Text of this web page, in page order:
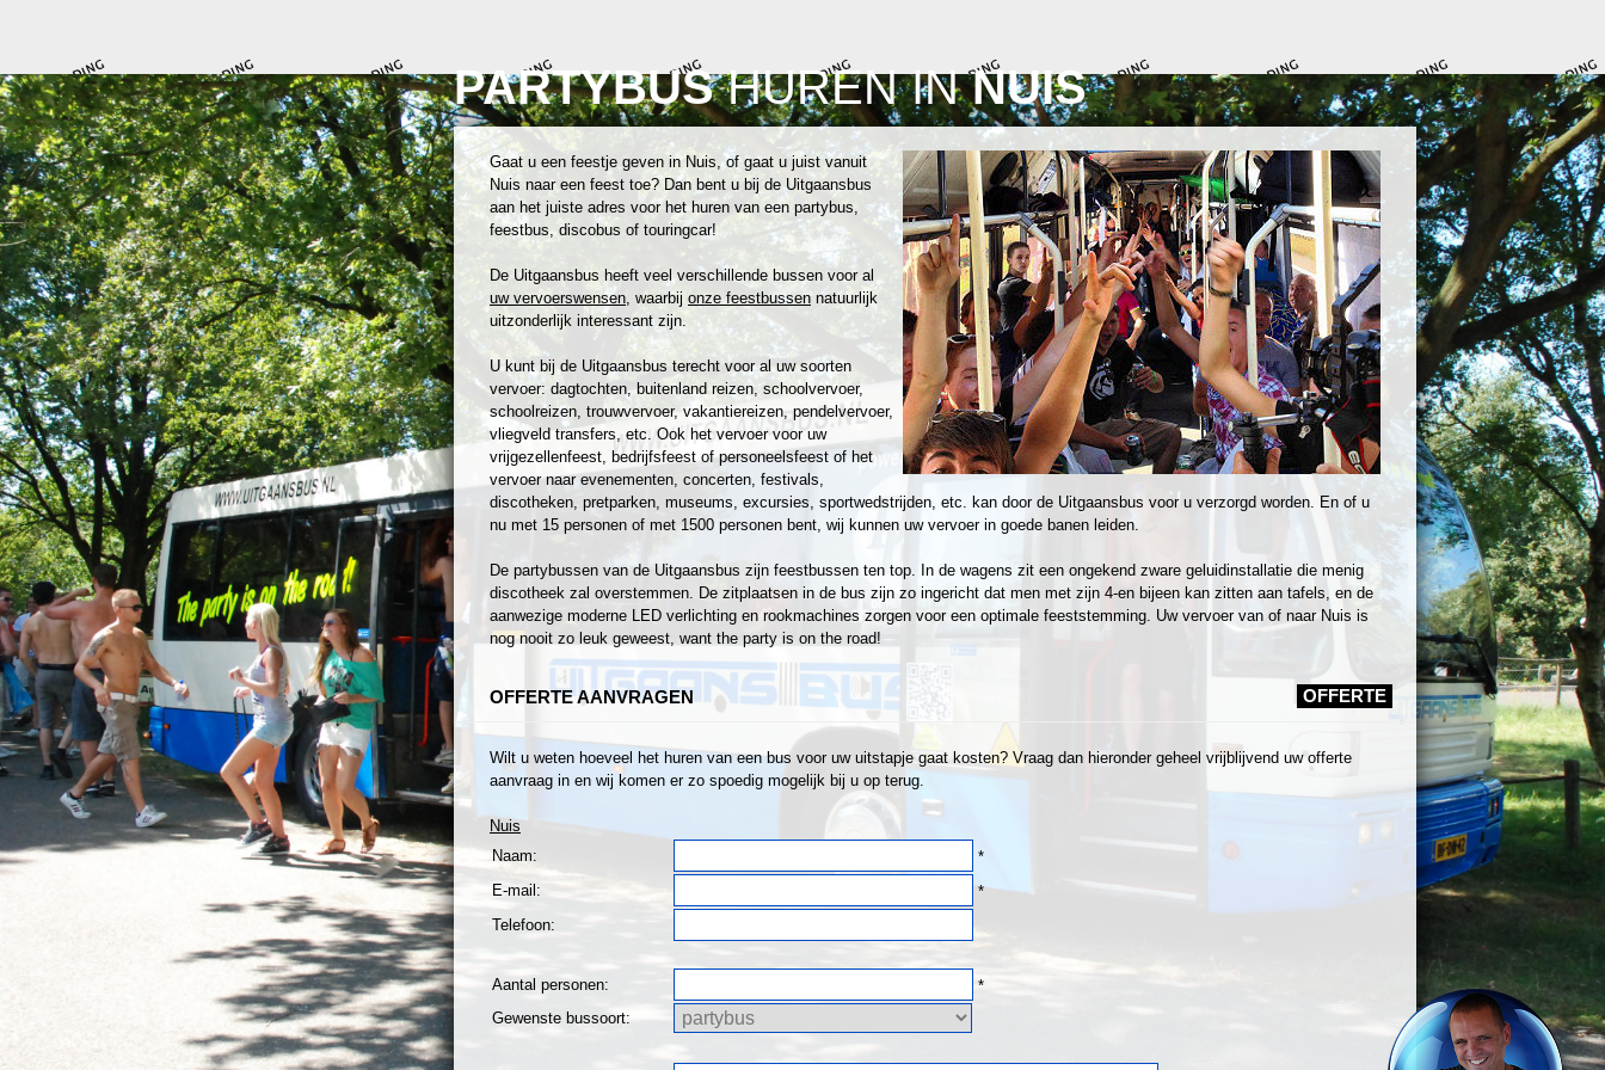
PARTYBUSHUREN INNUIS
Gaat u een feestje geven in Nuis, of gaat u juist vanuit
Nuis naar een feest toe? Dan bent u bij de Uitgaansbus
aan het juiste adres voor het huren van een partybus,
feestbus, discobus of touringcar!
De Uitgaansbus heeft veel verschillende bussen voor al
uw vervoerswensen, waarbij onze feestbussen natuurlijk
uitzonderlijk interessant zijn.
U kunt bij de Uitgaansbus terecht voor al uw soorten
vervoer: dagtochten, buitenland reizen, schoolvervoer,
schoolreizen, trouwvervoer, vakantiereizen, pendelvervoer,
vliegveld transfers, etc. Ook het vervoer voor uw
vrijgezellenfeest, bedrijfsfeest of personeelsfeest of het
vervoer naar evenementen, concerten, festivals,
discotheken, pretparken, museums, excursies, sportwedstrijden, etc. kan door de Uitgaansbus voor u verzorgd worden. En of u
nu met 15 personen of met 1500 personen bent, wij kunnen uw vervoer in goede banen leiden.
De partybussen van de Uitgaansbus zijn feestbussen ten top. In de wagens zit een ongekend zware geluidinstallatie die menig
discotheek zal overstemmen. De zitplaatsen in de bus zijn zo ingericht dat men met zijn 4-en bijeen kan zitten aan tafels, en de
aanwezige moderne LED verlichting en rookmachines zorgen voor een optimale feeststemming. Uw vervoer van of naar Nuis is
nog nooit zo leuk geweest, want the party is on the road!
OFFERTE AANVRAGEN OFFERTE
Wilt u weten hoeveel het huren van een bus voor uw uitstapje gaat kosten? Vraag dan hieronder geheel vrijblijvend uw offerte
aanvraag in en wij komen er zo spoedig mogelijk bij u op terug.
Nuis
Naam:
*
E-mail:
*
Telefoon:
Aantal personen:
*
Gewenste bussoort: